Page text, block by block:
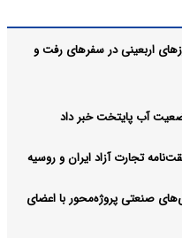
مرزهای اربعینی در سفرهای رفت و
آب پایتخت خبر داد
تجارت آزاد ایران و روسیه
صنعتی پروژه‌محور با اعضای